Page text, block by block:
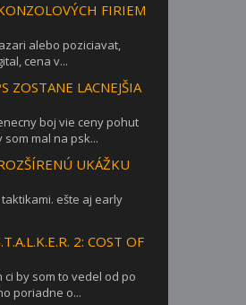
FIRIEM
alebo poziciavat,
cena v...
ZOSTANE LACNEJŠIA
boj vie ceny pohut
mal na psk...
UKÁŽKU
ešte aj early
2: COST OF
by som to vedel od po
poriadne o...